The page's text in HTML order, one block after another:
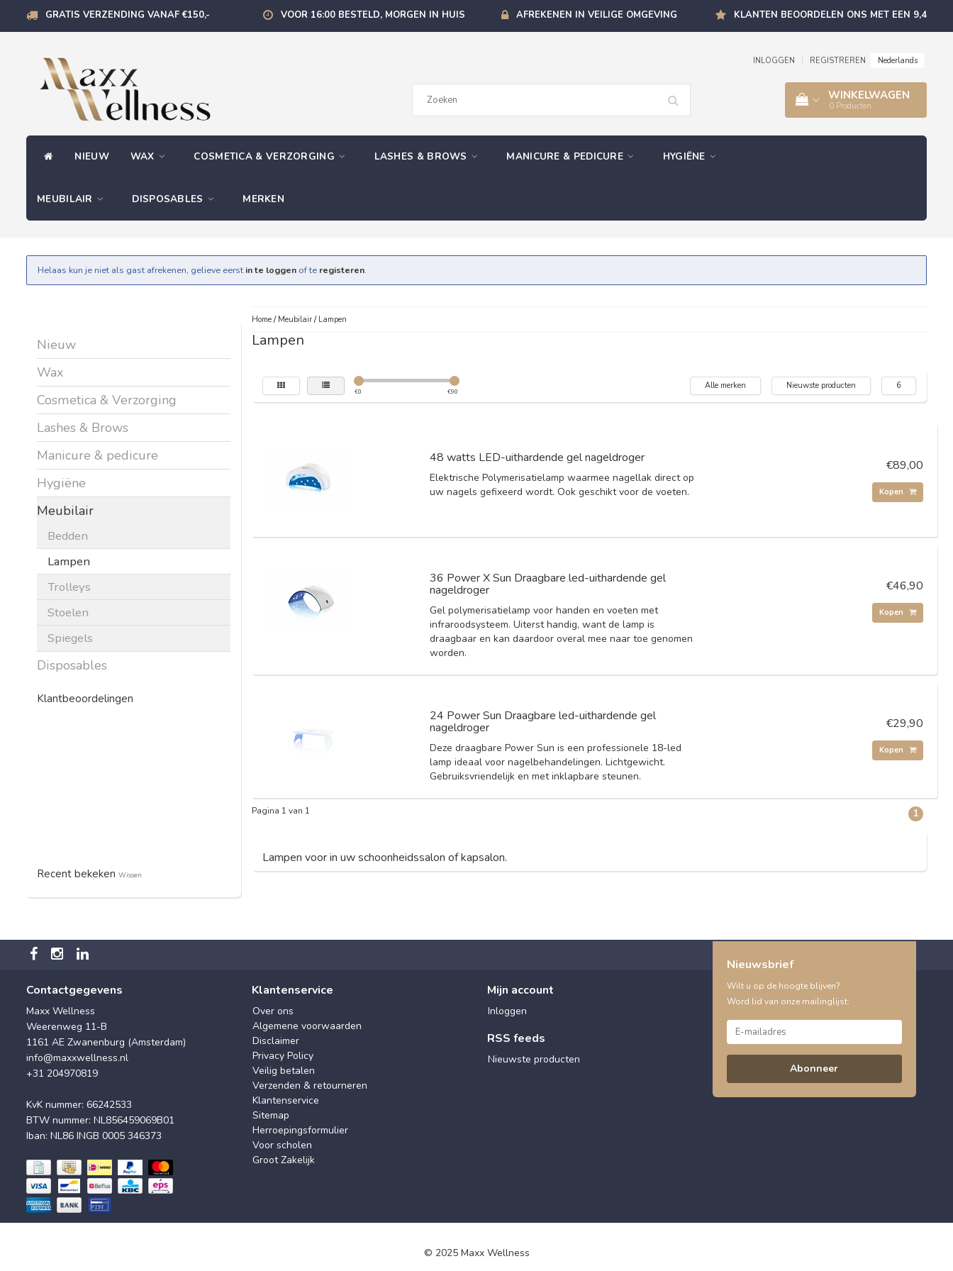
GRATIS VERZENDING VANAF €150,- VOOR 16:00 BESTELD, MORGEN IN HUIS AFREKENEN IN VEILIGE OMGEVING KLANTEN BEOORDELEN ONS MET EEN 9,4
INLOGGEN REGISTREREN Nederlands
WINKELWAGEN
0 Producten
NIEUW WAX COSMETICA & VERZORGING LASHES & BROWS MANICURE & PEDICURE HYGIËNE
MEUBILAIR DISPOSABLES MERKEN
Helaas kun je niet als gast afrekenen, gelieve eerst in te loggen of te registeren.
Nieuw
Wax
Cosmetica & Verzorging
Lashes & Brows
Manicure & pedicure
Hygiëne
Meubilair
Bedden
Lampen
Trolleys
Stoelen
Spiegels
Disposables
Klantbeoordelingen
Recent bekeken Wissen
Home/ Meubilair/ Lampen
Lampen
€0 €90
Alle merken Nieuwste producten 6
48 watts LED-uithardende gel nageldroger
Elektrische Polymerisatielamp waarmee nagellak direct op
uw nagels gefixeerd wordt. Ook geschikt voor de voeten.
€89,00
Kopen
36 Power X Sun Draagbare led-uithardende gel
nageldroger
Gel polymerisatielamp voor handen en voeten met
infraroodsysteem. Uiterst handig, want de lamp is
draagbaar en kan daardoor overal mee naar toe genomen
worden.
€46,90
Kopen
24 Power Sun Draagbare led-uithardende gel
nageldroger
Deze draagbare Power Sun is een professionele 18-led
lamp ideaal voor nagelbehandelingen. Lichtgewicht.
Gebruiksvriendelijk en met inklapbare steunen.
€29,90
Kopen
Pagina 1 van 1 1
Lampen voor in uw schoonheidssalon of kapsalon.
Contactgegevens
Maxx Wellness
Weerenweg 11-B
1161 AE Zwanenburg (Amsterdam)
info@maxxwellness.nl
+31 204970819
KvK nummer: 66242533
BTW nummer: NL856459069B01
Iban: NL86 INGB 0005 346373
Klantenservice
Over ons
Algemene voorwaarden
Disclaimer
Privacy Policy
Veilig betalen
Verzenden & retourneren
Klantenservice
Sitemap
Herroepingsformulier
Voor scholen
Groot Zakelijk
Mijn account
Inloggen
RSS feeds
Nieuwste producten
Nieuwsbrief
Wilt u op de hoogte blijven?
Word lid van onze mailinglijst:
Abonneer
© 2025 Maxx Wellness